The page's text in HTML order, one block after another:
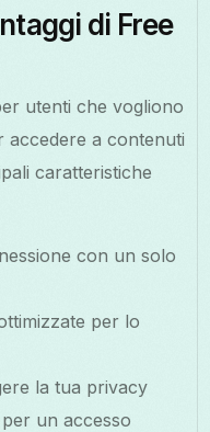
di Free
utenti che vogliono
accedere a contenuti
caratteristiche
con un solo
per lo
la tua privacy
un accesso